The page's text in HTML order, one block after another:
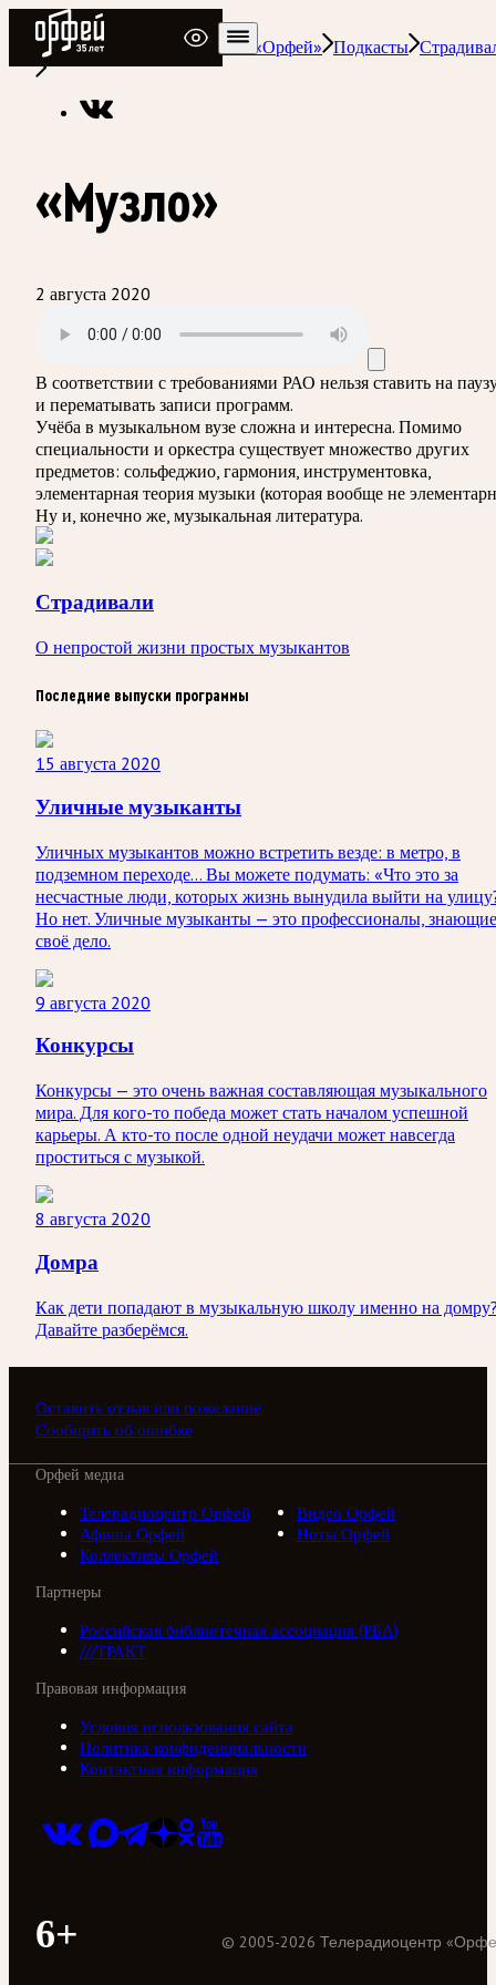
Радио Орфей
Радио классической музыки «Орфей» Подкасты
«Музло»
2 августа 2020
В соответствии с требованиями РАО нельзя ставить на
и перематывать записи программ.
Учёба в музыкальном вузе сложна и интересна. Помимо
специальности и оркестра существует множество других
предметов: сольфеджио, гармония, инструментовка,
элементарная теория музыки (которая вообще не
Ну и, конечно же, музыкальная литература.
Страдивали
О непростой жизни простых музыкантов
Последние выпуски программы
15 августа 2020
Уличные музыканты
Уличных музыкантов можно встретить везде: в метро, в
подземном переходе… Вы можете подумать: «Что это за
несчастные люди, которых жизнь вынудила выйти на
Но нет. Уличные музыканты — это профессионалы, знающие
своё дело.
9 августа 2020
Конкурсы
Конкурсы — это очень важная составляющая музыкального
мира. Для кого-то победа может стать началом успешной
карьеры. А кто-то после одной неудачи может навсегда
проститься с музыкой.
8 августа 2020
Домра
Как дети попадают в музыкальную школу именно на
Давайте разберёмся.
Оставить отзыв или пожелание
Сообщить об ошибке
Орфей медиа
Телерадиоцентр Орфей
Видео Орфей
Афиша Орфей
Ноты Орфей
Коллективы Орфей
Партнеры
Российская библиотечная ассоциация (РБА)
///ТРАКТ
Правовая информация
Условия использования сайта
Политика конфиденциальности
Контактная информация
6+ © 2005-2026 Телерадиоцентр